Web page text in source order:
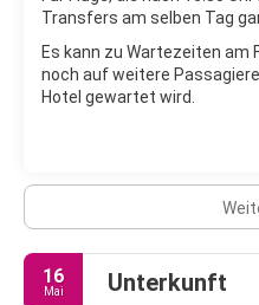
Transfers am selben Tag
Es kann zu Wartezeiten am
noch auf weitere
Hotel gewartet wird.
16
Mai Unterkunft